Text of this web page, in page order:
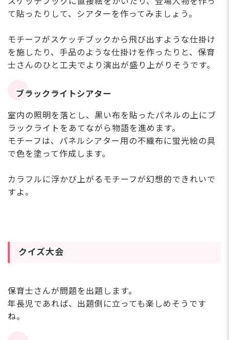
て貼ったりして、シアターを作ってみましょう。
モチーフがスケッチブックから飛び出すような仕掛け
を施したり、手品のような仕掛けを作ったりと、保育
士さんのひと工夫でより演出が盛り上がりそうです。
ブラックライトシアター
室内の照明を落とし、黒い布を貼ったパネルの上にブ
ラックライトをあてながら物語を進めます。
モチーフは、パネルシアター用の不織布に蛍光絵の具
で色を塗って作成します。
カラフルに浮かび上がるモチーフが幻想的できれいで
すよ。
クイズ大会
保育士さんが問題を出題します。
年長児であれば、出題側に立っても楽しめそうです
ね。